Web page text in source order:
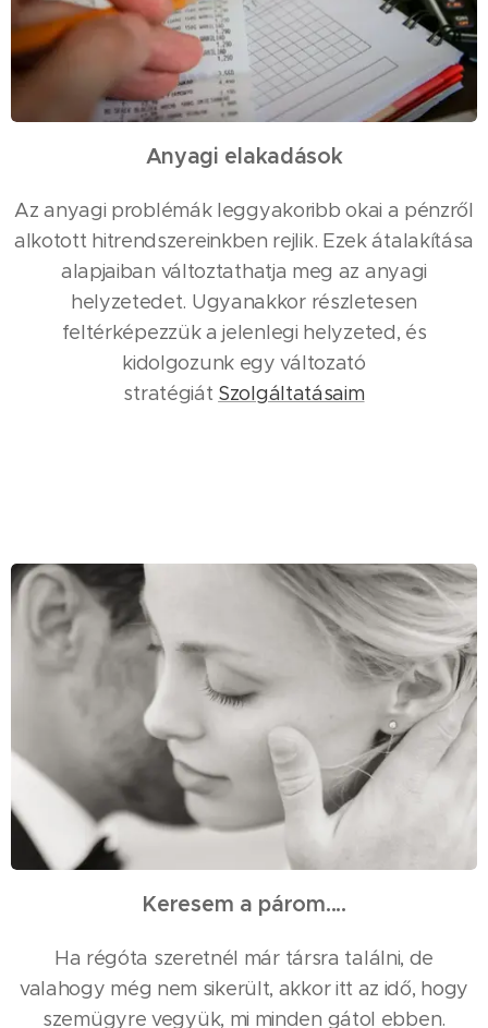
Anyagi elakadások
Az anyagi problémák leggyakoribb okai a pénzről
alkotott hitrendszereinkben rejlik. Ezek átalakítása
alapjaiban változtathatja meg az anyagi
helyzetedet. Ugyanakkor részletesen
feltérképezzük a jelenlegi helyzeted, és
kidolgozunk egy változató
stratégiát Szolgáltatásaim
Keresem a párom....
Ha régóta szeretnél már társra találni, de
valahogy még nem sikerült, akkor itt az idő, hogy
szemügyre vegyük, mi minden gátol ebben.